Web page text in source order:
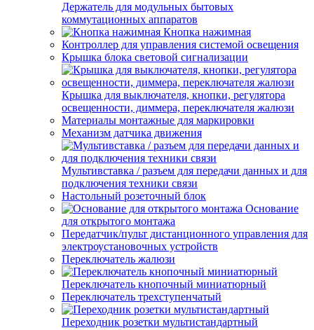
Держатель для модульных бытовых
коммутационных аппаратов
Кнопка нажимная
Контроллер для управления системой освещения
Крышка блока световой сигнализации
Крышка для выключателя, кнопки, регулятора
освещенности, диммера, переключателя жалюзи
Материалы монтажные для маркировки
Механизм датчика движения
Мультивставка / разъем для передачи данных и для
подключения техники связи
Настольный розеточный блок
Основание
для открытого монтажа
Передатчик/пульт дистанционного управления для
электроустановочных устройств
Переключатель жалюзи
Переключатель кнопочный миниатюрный
Переключатель трехступенчатый
Переходник розетки мультистандартный